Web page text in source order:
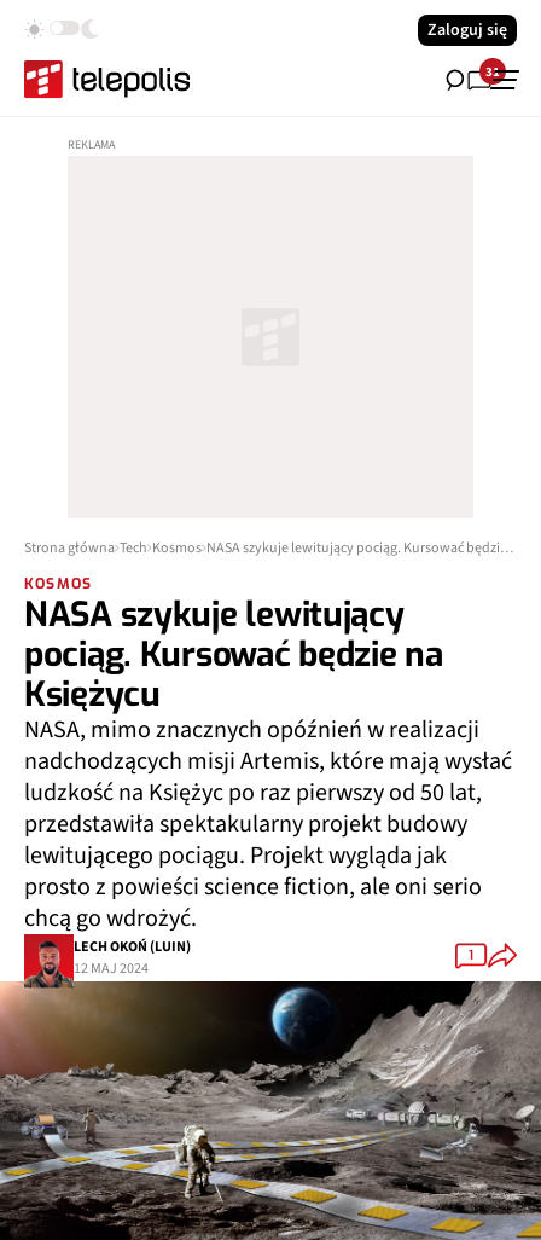
Zaloguj się
31
Strona główna Tech Kosmos NASA szykuje lewitujący pociąg. Kursować będzie na Księżycu
KOSMOS
NASA szykuje lewitujący
pociąg. Kursować będzie na
Księżycu
NASA, mimo znacznych opóźnień w realizacji
nadchodzących misji Artemis, które mają wysłać
ludzkość na Księżyc po raz pierwszy od 50 lat,
przedstawiła spektakularny projekt budowy
lewitującego pociągu. Projekt wygląda jak
prosto z powieści science fiction, ale oni serio
chcą go wdrożyć.
LECH OKOŃ (LUIN)
12 MAJ 2024
1